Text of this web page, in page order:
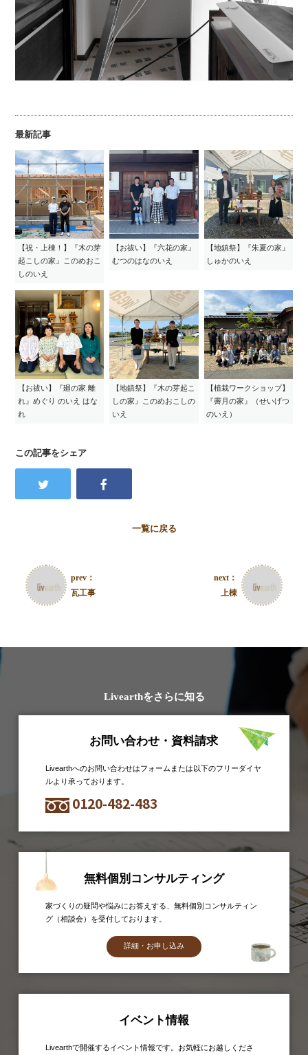
最新記事
【祝・上棟！】『木の芽
起こしの家』このめおこ
しのいえ
【お祓い】『六花の家』
むつのはなのいえ
【地鎮祭】『朱夏の家』
しゅかのいえ
【お祓い】『廻の家 離
れ』めぐり のいえ はな
れ
【地鎮祭】『木の芽起こ
しの家』このめおこしの
いえ
【植栽ワークショップ】
『霽月の家』（せいげつ
のいえ）
この記事をシェア
一覧に戻る
prev：
瓦工事
next：
上棟
Livearthをさらに知る
お問い合わせ・資料請求
Livearthへのお問い合わせはフォームまたは以下のフリーダイヤ
ルより承っております。
0120-482-483
無料個別コンサルティング
家づくりの疑問や悩みにお答えする、無料個別コンサルティン
グ（相談会）を受付しております。
詳細・お申し込み
イベント情報
Livearthで開催するイベント情報です。お気軽にお越しくださ